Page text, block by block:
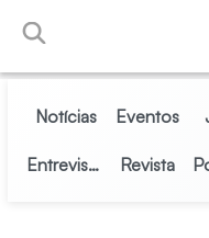
Pular para o Conteúdo
Notícias Eventos
Entrevistas Revista